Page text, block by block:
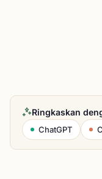
Ringkaskan
ChatGPT